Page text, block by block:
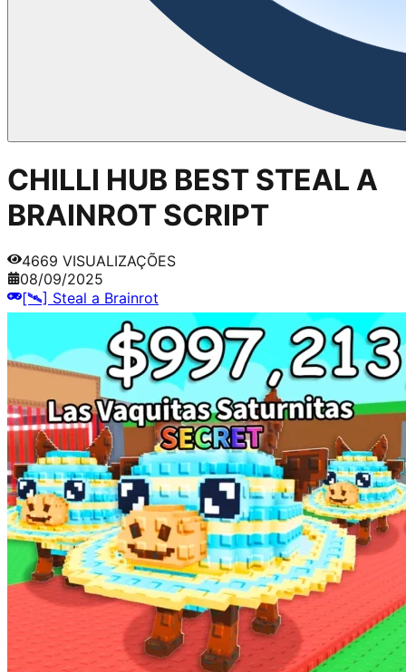
CHILLI HUB BEST STEAL A
BRAINROT SCRIPT
4669 VISUALIZAÇÕES
08/09/2025
[🛰️] Steal a Brainrot